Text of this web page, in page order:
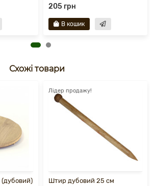
205 грн
В кошик
Схожі товари
(дубовий)
Лідер продажу!
Штир дубовий 25 см